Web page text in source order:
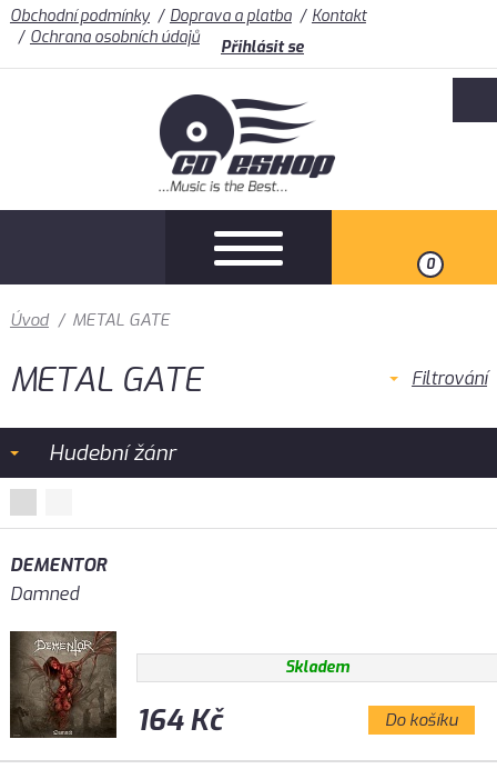
Obchodní podmínky Doprava a platba
Kontakt
Ochrana osobních údajů
Přihlásit se
0
Úvod / METAL GATE
METAL GATE Filtrování
Hudební žánr
DEMENTOR
Damned
Skladem
164 Kč Do košíku